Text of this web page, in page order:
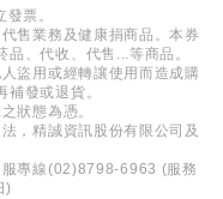
票。
售業務及健康捐商品。本券
、代收、代售...等商品。
盜用或經轉讓使用而造成購
發或退貨。
狀態為憑。
，精誠資訊股份有限公司及
專線(02)8798-6963 (服務
)